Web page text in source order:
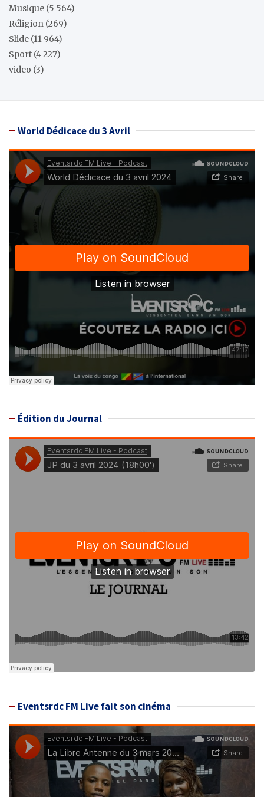
Musique (5 564)
Réligion (269)
Slide (11 964)
Sport (4 227)
video (3)
World Dédicace du 3 Avril
Édition du Journal
Eventsrdc FM Live fait son cinéma